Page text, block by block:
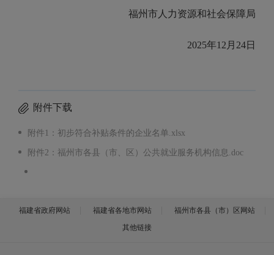
福州市人力资源和社会保障局
2025年12月24日
附件下载
附件1：初步符合补贴条件的企业名单.xlsx
附件2：福州市各县（市、区）公共就业服务机构信息.doc
福建省政府网站 福建省各地市网站
福州市各县（市）区网站
其他链接